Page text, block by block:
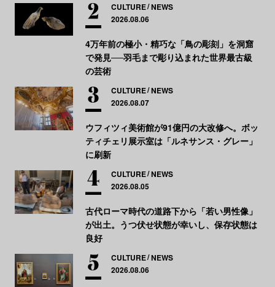
CULTURE NEWS
2026.08.06
4万年前の極小・精巧な「鳥の彫刻」を洞窟
で発見──羽毛まで彫り込まれた世界最古級
の芸術
CULTURE NEWS
2026.08.07
ウフィツィ美術館が91億円の大改修へ。ボッ
ティチェリ展示室は「ルネサンス・グレー」
に刷新
CULTURE NEWS
2026.08.05
古代ローマ時代の道路下から「若い男性像」
が出土。うつ伏せ状態が幸いし、保存状態は
良好
CULTURE NEWS
2026.08.06